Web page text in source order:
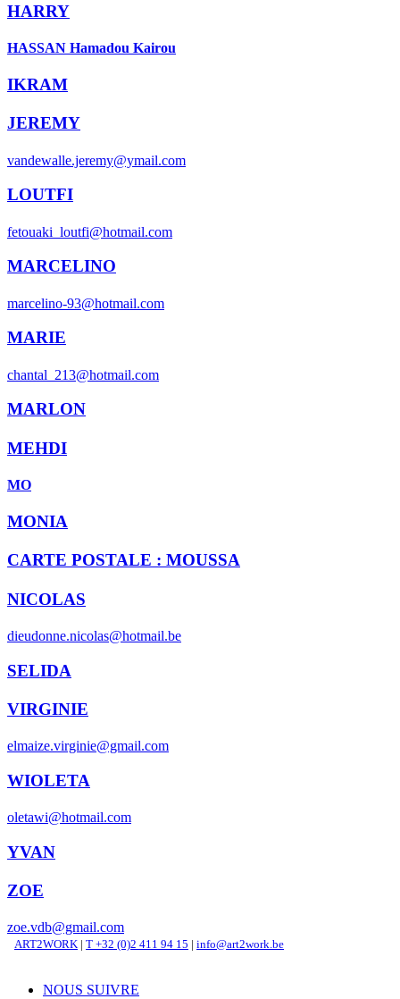
HARRY
HASSAN Hamadou Kairou
IKRAM
JEREMY
vandewalle.jeremy@ymail.com
LOUTFI
fetouaki_loutfi@hotmail.com
MARCELINO
marcelino-93@hotmail.com
MARIE
chantal_213@hotmail.com
MARLON
MEHDI
MO
MONIA
CARTE POSTALE : MOUSSA
NICOLAS
dieudonne.nicolas@hotmail.be
SELIDA
VIRGINIE
elmaize.virginie@gmail.com
WIOLETA
oletawi@hotmail.com
YVAN
ZOE
zoe.vdb@gmail.com
ART2WORK | T +32 (0)2 411 94 15 | info@art2work.be
NOUS SUIVRE